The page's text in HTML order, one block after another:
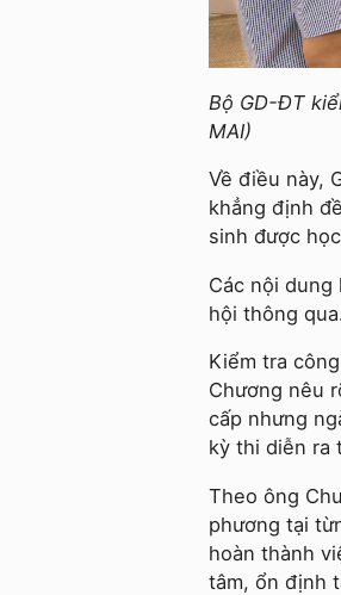
Bộ GD-ĐT
MAI)
Về điều này,
khẳng định
sinh được
Các nội
hội thông
Kiểm tra
Chương nêu
cấp nhưng
kỳ thi diễn ra
Theo ông
phương tại
hoàn thành
tâm, ổn định